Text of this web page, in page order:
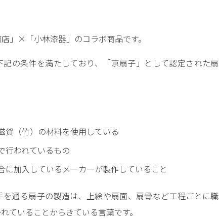
」×「小林漆器」のコラボ商品です。
記の条件を満たしており、「京扇子」として認定された扇
賀（竹）の材料を使用している
行われているもの
に加入しているメーカーが製作していること
通る――扇子の製造は、上絵や扇面、扇骨など工程ごとに職
ていることからきている言葉です。